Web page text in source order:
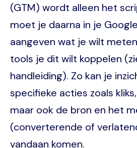
(GTM) wordt alleen het
moet je daarna in je
aangeven wat je wilt
tools je dit wilt koppelen
handleiding). Zo kan je
specifieke acties zoals
maar ook de bron en het
(converterende of
vandaan komen.